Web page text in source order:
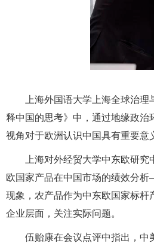
上海外国语大学上海全球治
释中国的思考》中，通过地缘政
视角对于欧洲认识中国具有重要意
上海对外经贸大学中东欧研
欧国家产品在中国市场的绩效分
现象，农产品作为中东欧国家标
企业层面，关注实际问题。
伍贻康在会议点评中指出，中